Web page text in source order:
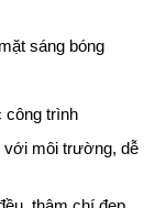
sáng bóng
công trình
với môi trường, dễ